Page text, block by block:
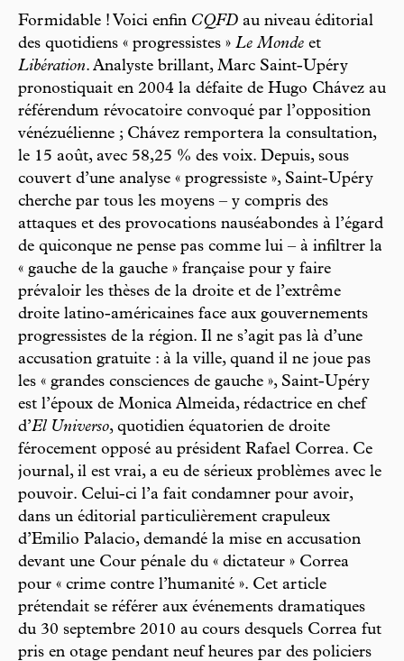
Formidable ! Voici enfin CQFD au niveau éditorial
des quotidiens « progressistes » Le Monde et
Libération. Analyste brillant, Marc Saint-Upéry
pronostiquait en 2004 la défaite de Hugo Chávez au
référendum révocatoire convoqué par l’opposition
vénézuélienne ; Chávez remportera la consultation,
le 15 août, avec 58,25 % des voix. Depuis, sous
couvert d’une analyse « progressiste », Saint-Upéry
cherche par tous les moyens – y compris des
attaques et des provocations nauséabondes à l’égard
de quiconque ne pense pas comme lui – à infiltrer la
« gauche de la gauche » française pour y faire
prévaloir les thèses de la droite et de l’extrême
droite latino-américaines face aux gouvernements
progressistes de la région. Il ne s’agit pas là d’une
accusation gratuite : à la ville, quand il ne joue pas
les « grandes consciences de gauche », Saint-Upéry
est l’époux de Monica Almeida, rédactrice en chef
d’El Universo, quotidien équatorien de droite
férocement opposé au président Rafael Correa. Ce
journal, il est vrai, a eu de sérieux problèmes avec le
pouvoir. Celui-ci l’a fait condamner pour avoir,
dans un éditorial particulièrement crapuleux
d’Emilio Palacio, demandé la mise en accusation
devant une Cour pénale du « dictateur » Correa
pour « crime contre l’humanité ». Cet article
prétendait se référer aux événements dramatiques
du 30 septembre 2010 au cours desquels Correa fut
pris en otage pendant neuf heures par des policiers